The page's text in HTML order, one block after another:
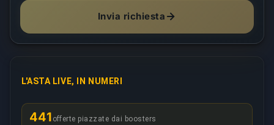
Invia richiesta
L'ASTA LIVE, IN NUMERI
441 offerte piazzate dai boosters